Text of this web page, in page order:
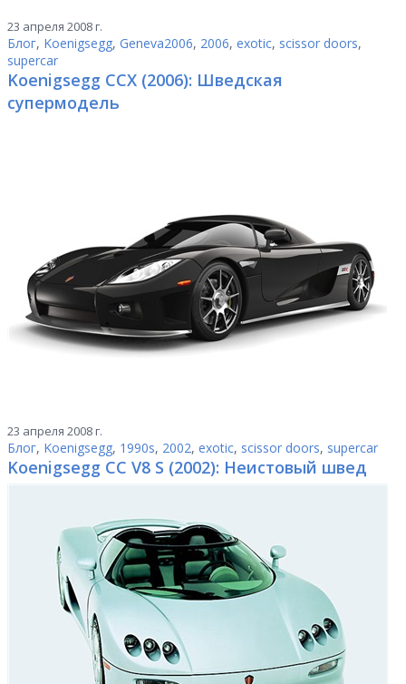
23 апреля 2008 г.
Блог, Koenigsegg, Geneva2006, 2006, exotic, scissor doors,
supercar
Koenigsegg CCX (2006): Шведская
супермодель
23 апреля 2008 г.
Блог, Koenigsegg, 1990s, 2002, exotic, scissor doors, supercar
Koenigsegg CC V8 S (2002): Неистовый швед